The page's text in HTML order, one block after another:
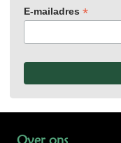
E-mailadres *